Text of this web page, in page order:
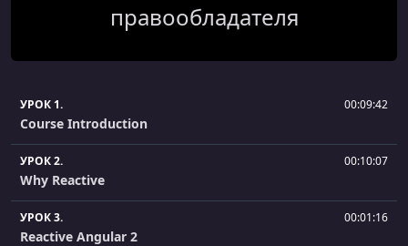
правообладателя
УРОК 1. 00:09:42
Course Introduction
УРОК 2. 00:10:07
Why Reactive
УРОК 3. 00:01:16
Reactive Angular 2